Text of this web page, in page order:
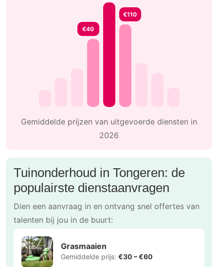
€40
€110
Gemiddelde prijzen van uitgevoerde diensten in
2026
Tuinonderhoud in Tongeren: de
populairste dienstaanvragen
Dien een aanvraag in en ontvang snel offertes van
talenten bij jou in de buurt:
Grasmaaien
Gemiddelde prijs: €30 – €60